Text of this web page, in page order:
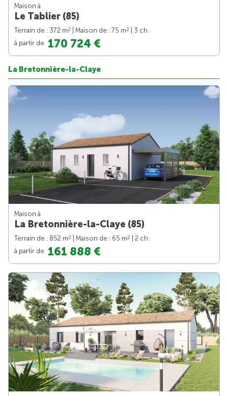
Maison à
Le Tablier (85)
Terrain de : 372 m2 | Maison de : 75 m2
| 3 ch.
à partir de 170 724 €
La Bretonnière-la-Claye
Maison à
La Bretonnière-la-Claye (85)
Terrain de : 852 m2 | Maison de : 65 m2
| 2 ch.
à partir de 161 888 €